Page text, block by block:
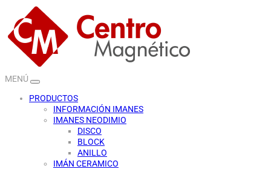
MENÚ
PRODUCTOS
INFORMACIÓN IMANES
IMANES NEODIMIO
DISCO
BLOCK
ANILLO
IMÁN CERAMICO